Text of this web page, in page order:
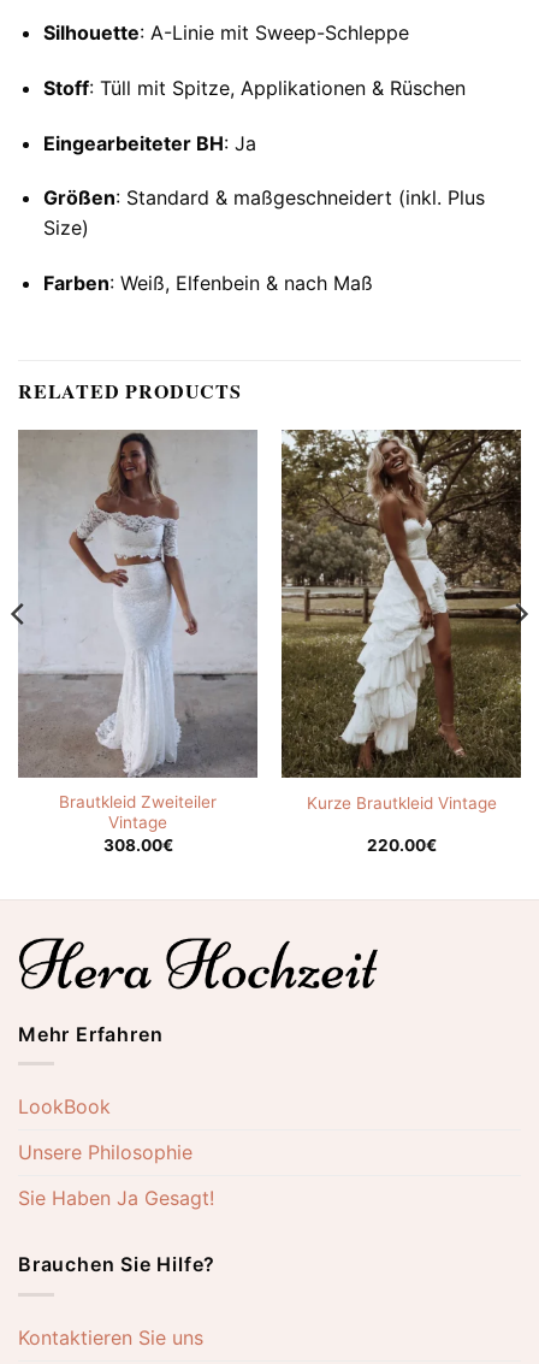
Silhouette: A-Linie mit Sweep-Schleppe
Stoff: Tüll mit Spitze, Applikationen & Rüschen
Eingearbeiteter BH: Ja
Größen: Standard & maßgeschneidert (inkl. Plus
Size)
Farben: Weiß, Elfenbein & nach Maß
RELATED PRODUCTS
Brautkleid Zweiteiler
Vintage
308.00€
Kurze Brautkleid Vintage
220.00€
Mehr Erfahren
LookBook
Unsere Philosophie
Sie Haben Ja Gesagt!
Brauchen Sie Hilfe?
Kontaktieren Sie uns